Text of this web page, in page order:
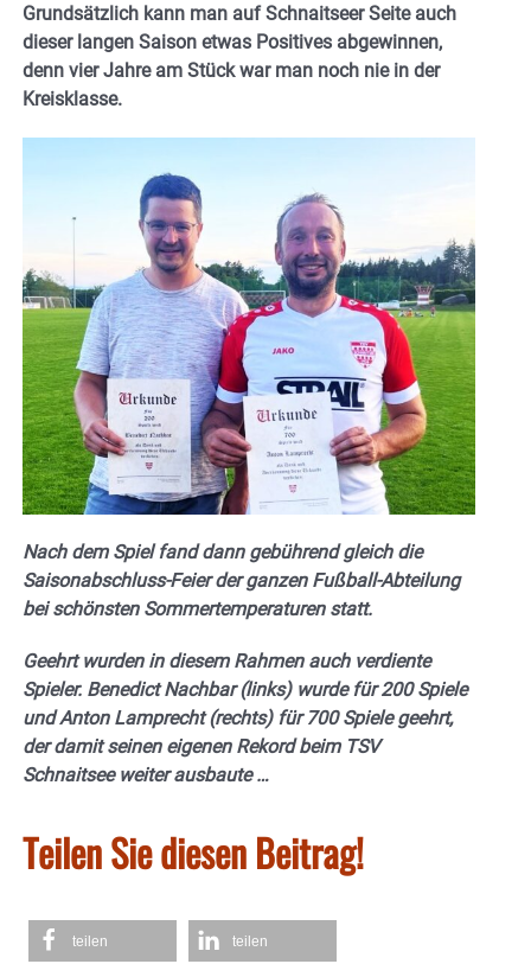
Grundsätzlich kann man auf Schnaitseer Seite auch
dieser langen Saison etwas Positives abgewinnen,
denn vier Jahre am Stück war man noch nie in der
Kreisklasse.
Nach dem Spiel fand dann gebührend gleich die
Saisonabschluss-Feier der ganzen Fußball-Abteilung
bei schönsten Sommertemperaturen statt.
Geehrt wurden in diesem Rahmen auch verdiente
Spieler. Benedict Nachbar (links) wurde für 200 Spiele
und Anton Lamprecht (rechts) für 700 Spiele geehrt,
der damit seinen eigenen Rekord beim TSV
Schnaitsee weiter ausbaute …
Teilen Sie diesen Beitrag!
teilen teilen